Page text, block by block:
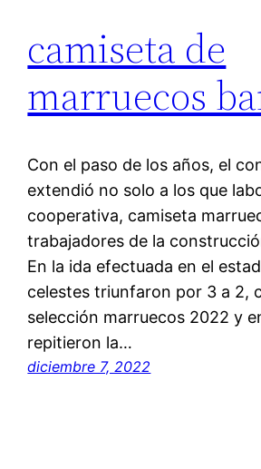
camiseta de
marruecos
Con el paso de los años, el
extendió no solo a los que
cooperativa, camiseta
trabajadores de la
En la ida efectuada en el
celestes triunfaron por 3 a 2,
selección marruecos 2022 y
repitieron la…
diciembre 7, 2022